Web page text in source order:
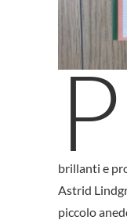
P
brillanti e
Astrid
piccolo